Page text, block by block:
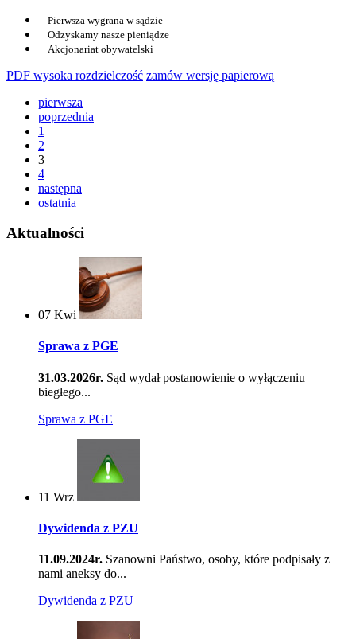
Pierwsza wygrana w sądzie
Odzyskamy nasze pieniądze
Akcjonariat obywatelski
PDF wysoka rozdzielczość zamów wersję papierową
pierwsza
poprzednia
1
2
3
4
następna
ostatnia
Aktualności
07 Kwi
Sprawa z PGE
31.03.2026r. Sąd wydał postanowienie o wyłączeniu
biegłego...
Sprawa z PGE
11 Wrz
Dywidenda z PZU
11.09.2024r. Szanowni Państwo, osoby, które podpisały z
nami aneksy do...
Dywidenda z PZU